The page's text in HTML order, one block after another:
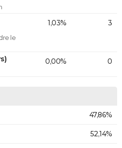
le
1,03% 3
0,00% 0
47,86%
52,14%